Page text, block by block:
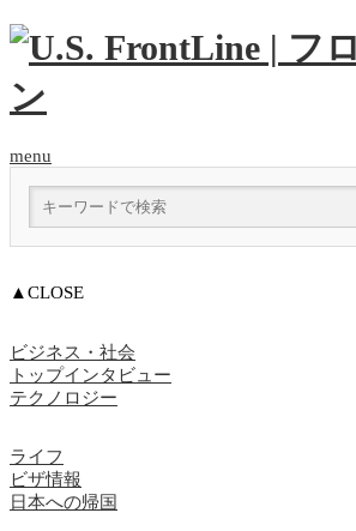
menu
▲CLOSE
ビジネス・社会
トップインタビュー
テクノロジー
ライフ
ビザ情報
日本への帰国